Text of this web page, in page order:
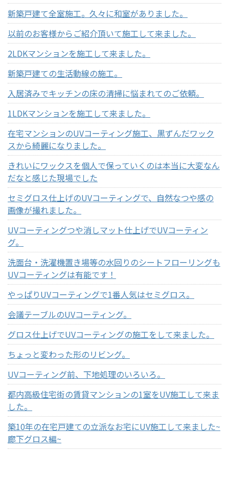
新築戸建て全室施工。久々に和室がありました。
以前のお客様からご紹介頂いて施工して来ました。
2LDKマンションを施工して来ました。
新築戸建ての生活動線の施工。
入居済みでキッチンの床の清掃に悩まれてのご依頼。
1LDKマンションを施工して来ました。
在宅マンションのUVコーティング施工、黒ずんだワック
スから綺麗になりました。
きれいにワックスを個人で保っていくのは本当に大変なん
だなと感じた現場でした
セミグロス仕上げのUVコーティングで、自然なつや感の
画像が撮れました。
UVコーティングつや消しマット仕上げでUVコーティン
グ。
洗面台・洗濯機置き場等の水回りのシートフローリングも
UVコーティングは有能です！
やっぱりUVコーティングで1番人気はセミグロス。
会議テーブルのUVコーティング。
グロス仕上げでUVコーティングの施工をして来ました。
ちょっと変わった形のリビング。
UVコーティング前、下地処理のいろいろ。
都内高級住宅街の賃貸マンションの1室をUV施工して来ま
した。
築10年の在宅戸建ての立派なお宅にUV施工して来ました~
廊下グロス編~